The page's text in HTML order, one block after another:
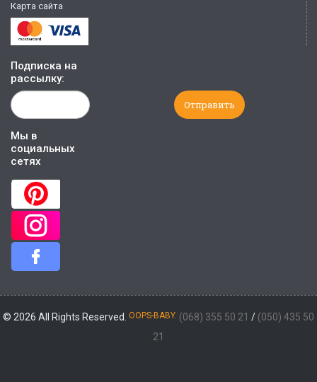
Карта сайта
Подписка на
рассылку:
Мы в
социальных
сетях
© 2026 All Rights Reserved. OOPS-BABY. (068) 355 50 21 / (050) 435 50
21